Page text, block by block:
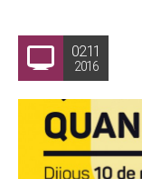
02.11
2016